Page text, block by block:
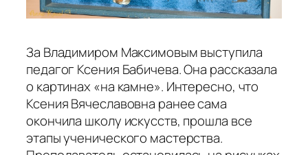
За Владимиром Максимовым выступила
педагог Ксения Бабичева. Она рассказала
о картинах «на камне». Интересно, что
Ксения Вячеславовна ранее сама
окончила школу искусств, прошла все
этапы ученического мастерства.